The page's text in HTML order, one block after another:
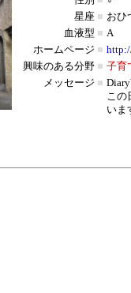
星座 ■ おひ
血液型 ■ A
ホームページ ■
興味のある分野 ■ 子育
メッセージ ■
この
いま